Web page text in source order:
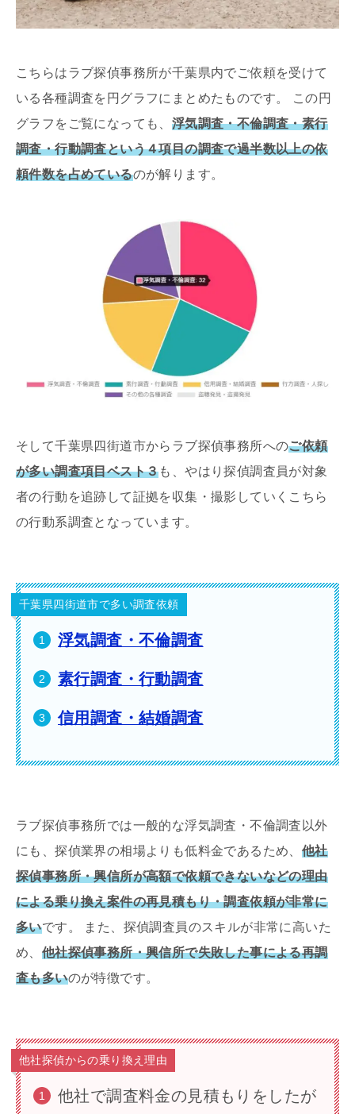
こちらはラブ探偵事務所が千葉県内でご依頼を受けて
いる各種調査を円グラフにまとめたものです。 この円
グラフをご覧になっても、 浮気調査・不倫調査・素行
調査・行動調査という４項目の調査で過半数以上の依
頼件数を占めているのが解ります。
そして千葉県四街道市からラブ探偵事務所へのご依頼
が多い調査項目ベスト３も、やはり探偵調査員が対象
者の行動を追跡して証拠を収集・撮影していくこちら
の行動系調査となっています。
千葉県四街道市で多い調査依頼
浮気調査・不倫調査
素行調査・行動調査
信用調査・結婚調査
ラブ探偵事務所では一般的な浮気調査・不倫調査以外
にも、探偵業界の相場よりも低料金であるため、 他社
探偵事務所・興信所が高額で依頼できないなどの理由
による乗り換え案件の再見積もり・調査依頼が非常に
多いです。 また、探偵調査員のスキルが非常に高いた
め、 他社探偵事務所・興信所で失敗した事による再調
査も多いのが特徴です。
他社探偵からの乗り換え理由
他社で調査料金の見積もりをしたが